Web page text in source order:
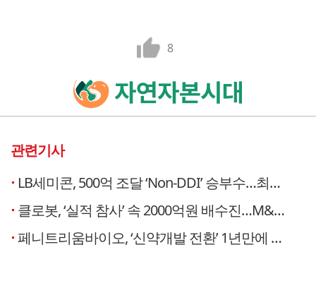
8
관련기사
LB세미콘, 500억 조달 ‘Non-DDI’ 승부수…최대주주 오버행 가능성은 ‘복병’ [장하은의 유증 리포트]
클로봇, ‘실적 참사’ 속 2000억원 배수진…M&A, 도약인가 도박인가 [장하은의 유증 리포트]
페니트리움바이오, ‘신약개발 전환’ 1년만에 주주에 손벌려… ‘생존 실험’ 베팅 [장하은의 유증 리포트]